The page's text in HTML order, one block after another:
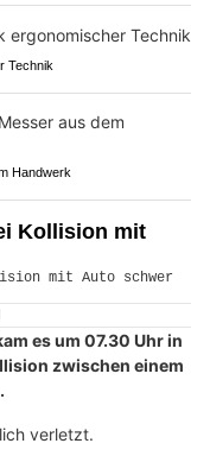
Technik
Handwerk
Kollision mit
es um 07.30 Uhr in
zwischen einem
verletzt.